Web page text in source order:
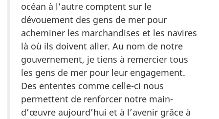
océan à l’autre comptent sur le
dévouement des gens de mer pour
acheminer les marchandises et les navires
là où ils doivent aller. Au nom de notre
gouvernement, je tiens à remercier tous
les gens de mer pour leur engagement.
Des ententes comme celle-ci nous
permettent de renforcer notre main-
d’œuvre aujourd’hui et à l’avenir grâce à